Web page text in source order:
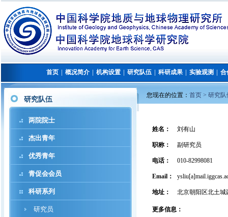
首页 │概况简介 │机构设置 │研究队伍 │科研成果 │实验观测 │合
研究队伍
两院院士
杰出青年
优秀青年
青促会会员
科研系列
研究员
您现在的位置： 首页 > 研究
姓名： 刘有山
职称： 副研究员
电话： 010-82998081
Email：
地址： 北京朝阳区北土城
更多信息：